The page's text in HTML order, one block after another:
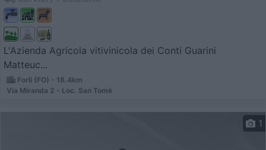
L'Azienda Agricola vitivinicola dei Conti Guarini
Matteuc...
Forlì (FO) - 18.4km
Via Miranda 2 - Loc. San Tomè
1